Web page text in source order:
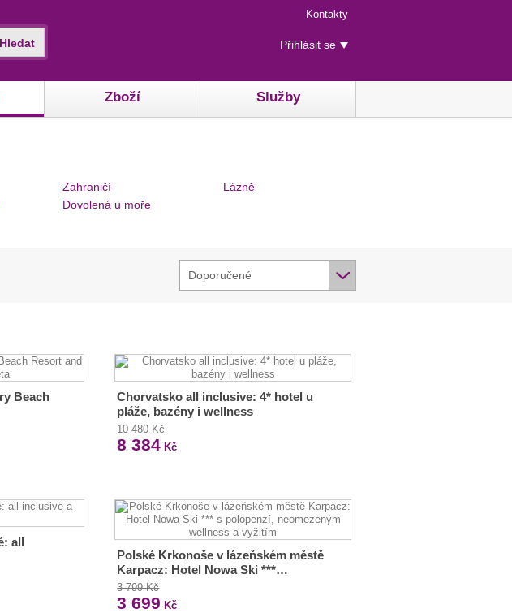
Menu
rychlého
přístupu
Kontakty
Uživatelské
menu
Přihlásit se
Zboží Služby
Hledat
Zahraničí
Dovolená u moře
Lázně
Doporučené
Beach
Chorvatsko all inclusive: 4* hotel u
pláže, bazény i wellness
10 480 Kč
8 384 Kč
all
Polské Krkonoše v lázeňském městě
Karpacz: Hotel Nowa Ski ***…
3 799 Kč
3 699 Kč